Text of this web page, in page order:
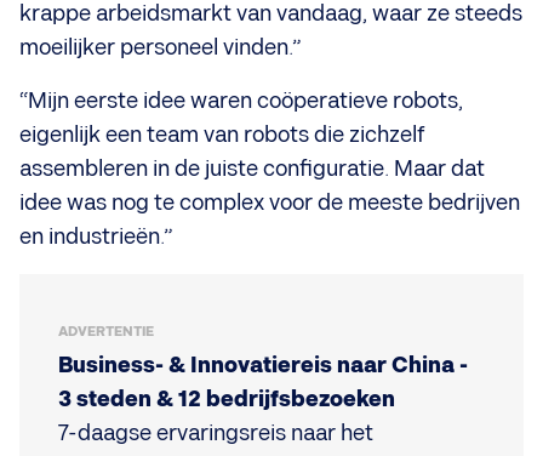
krappe arbeidsmarkt van vandaag, waar ze steeds
moeilijker personeel vinden.”
“Mijn eerste idee waren coöperatieve robots,
eigenlijk een team van robots die zichzelf
assembleren in de juiste configuratie. Maar dat
idee was nog te complex voor de meeste bedrijven
en industrieën.”
ADVERTENTIE
Business- & Innovatiereis naar China -
3 steden & 12 bedrijfsbezoeken
7-daagse ervaringsreis naar het